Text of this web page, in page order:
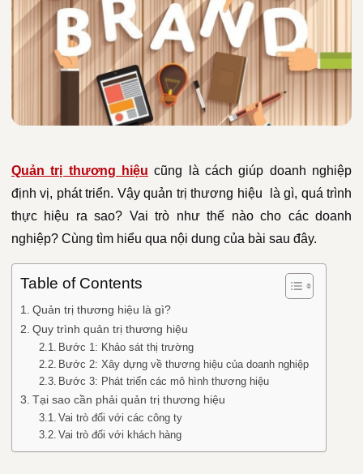
Quản trị thương hiệu cũng là cách giúp doanh nghiệp
định vị, phát triển. Vậy quản trị thương hiệu là gì, quá trình
thực hiệu ra sao? Vai trò như thế nào cho các doanh
nghiệp? Cùng tìm hiểu qua nội dung của bài sau đây.
Table of Contents
Quản trị thương hiệu là gì?
Quy trình quản trị thương hiệu
Bước 1: Khảo sát thị trường
Bước 2: Xây dựng về thương hiệu của doanh nghiệp
Bước 3: Phát triển các mô hình thương hiệu
Tại sao cần phải quản trị thương hiệu
Vai trò đối với các công ty
Vai trò đối với khách hàng